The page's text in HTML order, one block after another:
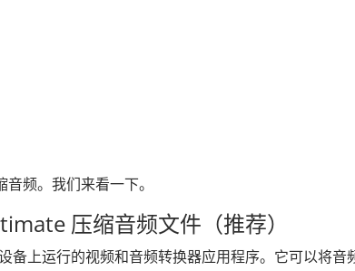
频。我们来看一下。
压缩音频文件（推荐）
备上运行的视频和音频转换器应用程序。它可以将音